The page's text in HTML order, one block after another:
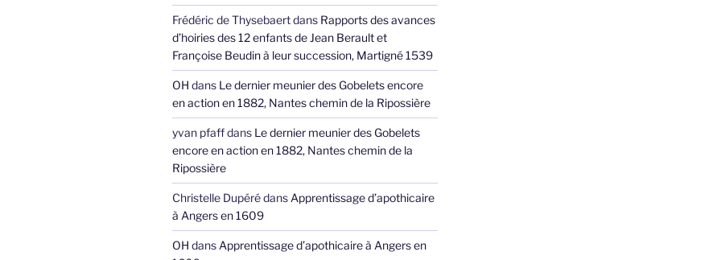
Frédéric de Thysebaertdans Rapports des avances
d’hoiries des 12 enfants de Jean Berault et
Françoise Beudin à leur succession, Martigné 1539
OH dans Le dernier meunier des Gobelets encore
en action en 1882, Nantes chemin de la Ripossière
yvan pfaffdans Le dernier meunier des Gobelets
encore en action en 1882, Nantes chemin de la
Ripossière
Christelle Dupérédans Apprentissage d’apothicaire
à Angers en 1609
OH dans Apprentissage d’apothicaire à Angers en